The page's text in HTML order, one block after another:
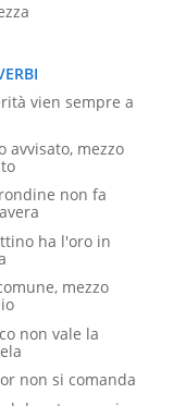
vien sempre a
avvisato, mezzo
non fa
ha l'oro in
mezzo
non vale la
non si comanda